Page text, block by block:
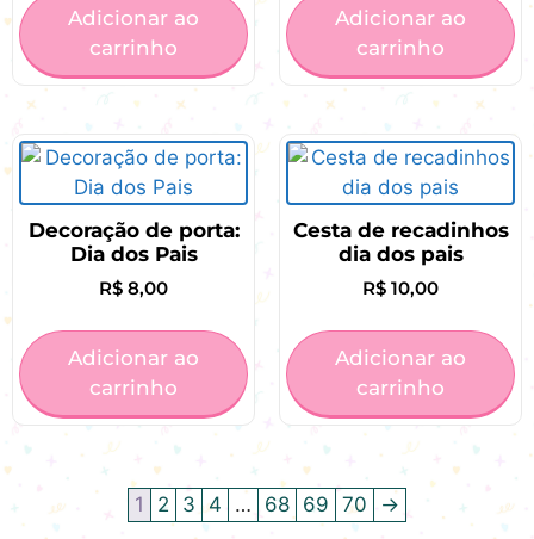
Adicionar ao
carrinho
Adicionar ao
carrinho
Decoração de porta:
Dia dos Pais
R$ 8,00
Adicionar ao
carrinho
Cesta de recadinhos
dia dos pais
R$ 10,00
Adicionar ao
carrinho
1 2 3 4 … 68 69 70 →